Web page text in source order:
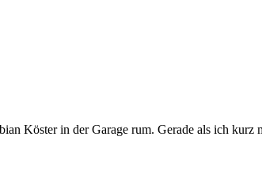
Köster in der Garage rum. Gerade als ich kurz